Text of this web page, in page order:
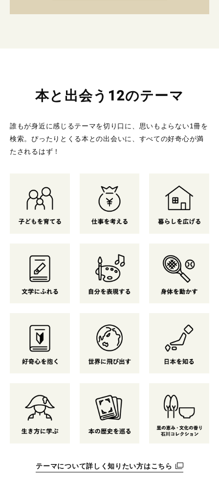
本と出会う12のテーマ
誰もが身近に感じるテーマを切り口に、思いもよらない1冊を
検索。 ぴったりとくる本との出会いに、すべての好奇心が満
たされるはず！
テーマについて詳しく知りたい方はこちら